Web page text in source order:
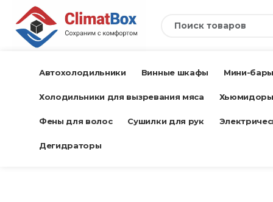
Автохолодильники Винные шкафы Мини-бары
Холодильники для вызревания мяса Хьюмидоры
Фены для волос Сушилки для рук
Дегидраторы